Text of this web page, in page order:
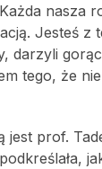
nasza
Jesteś z
darzyli
tego, że
prof.